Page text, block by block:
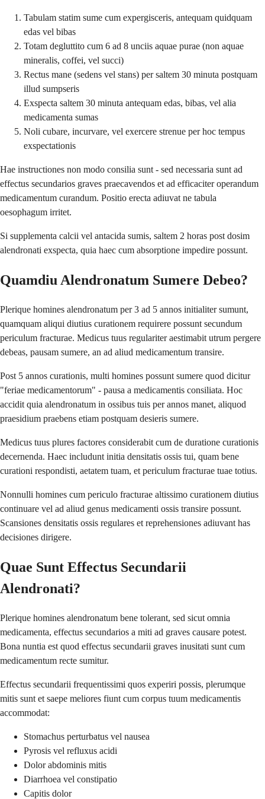
Tabulam statim sume cum expergisceris, antequam quidquam
edas vel bibas
Totam degluttito cum 6 ad 8 unciis aquae purae (non aquae
mineralis, coffei, vel succi)
Rectus mane (sedens vel stans) per saltem 30 minuta postquam
illud sumpseris
Exspecta saltem 30 minuta antequam edas, bibas, vel alia
medicamenta sumas
Noli cubare, incurvare, vel exercere strenue per hoc tempus
exspectationis
Hae instructiones non modo consilia sunt - sed necessaria sunt ad
effectus secundarios graves praecavendos et ad efficaciter operandum
medicamentum curandum. Positio erecta adiuvat ne tabula
oesophagum irritet.
Si supplementa calcii vel antacida sumis, saltem 2 horas post dosim
alendronati exspecta, quia haec cum absorptione impedire possunt.
Quamdiu Alendronatum Sumere Debeo?
Plerique homines alendronatum per 3 ad 5 annos initialiter sumunt,
quamquam aliqui diutius curationem requirere possunt secundum
periculum fracturae. Medicus tuus regulariter aestimabit utrum pergere
debeas, pausam sumere, an ad aliud medicamentum transire.
Post 5 annos curationis, multi homines possunt sumere quod dicitur
"feriae medicamentorum" - pausa a medicamentis consiliata. Hoc
accidit quia alendronatum in ossibus tuis per annos manet, aliquod
praesidium praebens etiam postquam desieris sumere.
Medicus tuus plures factores considerabit cum de duratione curationis
decernenda. Haec includunt initia densitatis ossis tui, quam bene
curationi respondisti, aetatem tuam, et periculum fracturae tuae totius.
Nonnulli homines cum periculo fracturae altissimo curationem diutius
continuare vel ad aliud genus medicamenti ossis transire possunt.
Scansiones densitatis ossis regulares et reprehensiones adiuvant has
decisiones dirigere.
Quae Sunt Effectus Secundarii
Alendronati?
Plerique homines alendronatum bene tolerant, sed sicut omnia
medicamenta, effectus secundarios a miti ad graves causare potest.
Bona nuntia est quod effectus secundarii graves inusitati sunt cum
medicamentum recte sumitur.
Effectus secundarii frequentissimi quos experiri possis, plerumque
mitis sunt et saepe meliores fiunt cum corpus tuum medicamentis
accommodat:
Stomachus perturbatus vel nausea
Pyrosis vel refluxus acidi
Dolor abdominis mitis
Diarrhoea vel constipatio
Capitis dolor